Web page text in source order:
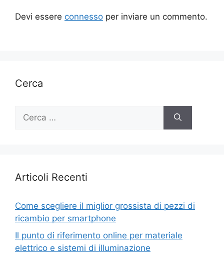
Devi essere connesso per inviare un commento.
Cerca
Ricerca
Articoli Recenti
Come scegliere il miglior grossista di pezzi di
ricambio per smartphone
Il punto di riferimento online per materiale
elettrico e sistemi di illuminazione